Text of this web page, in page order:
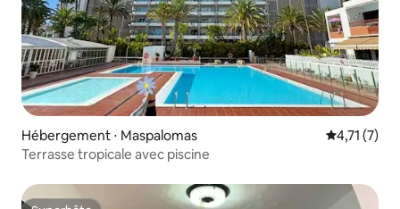
Hébergement ⋅ Maspalomas Évaluation
4,71 (7)
Terrasse tropicale avec piscine